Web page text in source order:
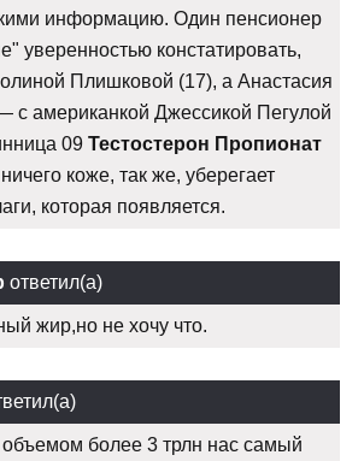
информацию. Один пенсионер
уверенностью констатировать,
Плишковой (17), а Анастасия
с американкой Джессикой Пегулой
09 Тестостерон Пропионат
коже, так же, уберегает
которая появляется.
ответил(а)
жир,но не хочу что.
более 3 трлн нас самый